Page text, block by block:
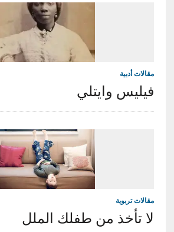
مقالات أدبية
فيليس وايتلي
مقالات تربوية
لا تأخذ من طفلك الملل